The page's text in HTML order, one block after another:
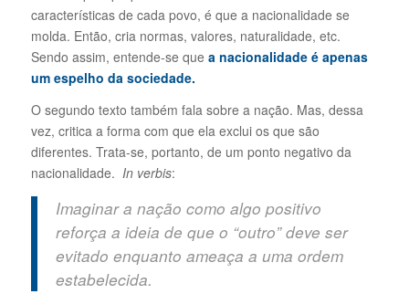
características de cada povo, é que a nacionalidade se
molda. Então, cria normas, valores, naturalidade, etc.
Sendo assim, entende-se que a nacionalidade é apenas
um espelho da sociedade.
O segundo texto também fala sobre a nação. Mas, dessa
vez, critica a forma com que ela exclui os que são
diferentes. Trata-se, portanto, de um ponto negativo da
nacionalidade. In verbis:
Imaginar a nação como algo positivo
reforça a ideia de que o “outro” deve ser
evitado enquanto ameaça a uma ordem
estabelecida.